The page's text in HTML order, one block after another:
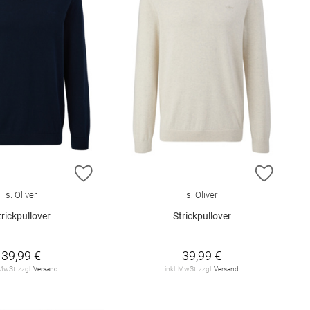
HINZUFÜGEN
s. Oliver
39,99 €
zzgl.Versand
ZUR
s. Oliver
Strickpullover
39,99 €
inkl. MwSt. zzgl.Versand